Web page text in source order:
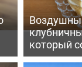
который